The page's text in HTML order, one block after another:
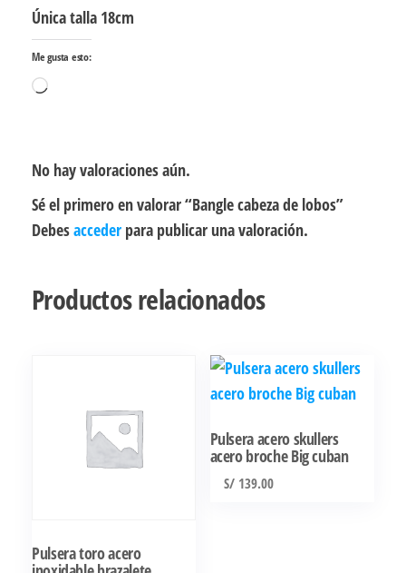
Única talla 18cm
Me gusta esto:
Cargando...
No hay valoraciones aún.
Sé el primero en valorar “Bangle cabeza de lobos”
Debesacceder para publicar una valoración.
Productos relacionados
Pulsera toro acero
Pulsera acero skullers
acero broche Big cuban
S/139.00